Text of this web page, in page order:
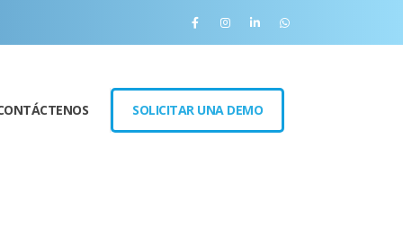
SOLICITAR UNA DEMO